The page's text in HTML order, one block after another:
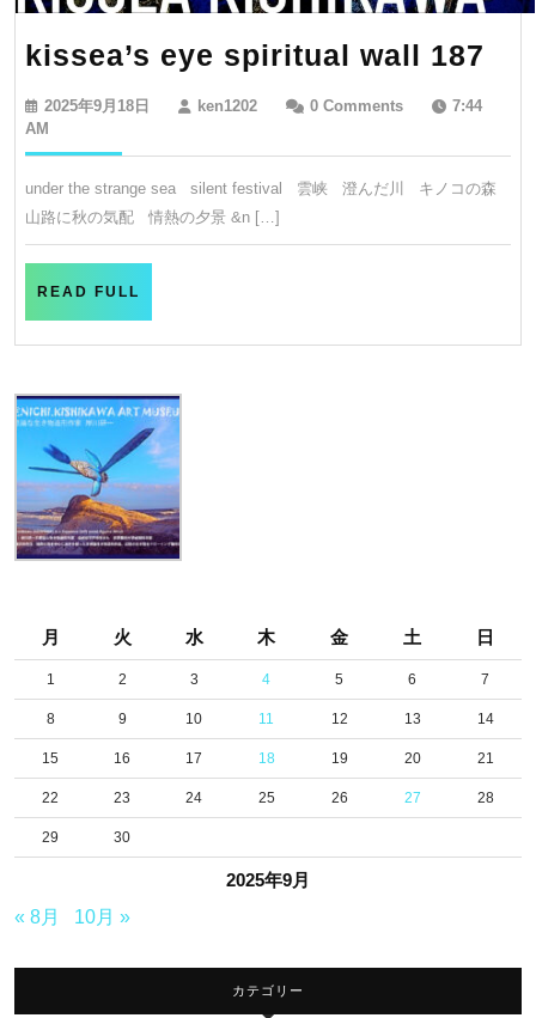
kissea’s eye spiritual wall 187
187
2025年9月18日
2025
18
日
ken1202ken12020 Comments
7:44
AM
under the strange sea silent festival 雲峡 澄んだ川 キノコの森
山路に秋の気配 情熱の夕景 &n […]
READ FULL
2025年9月
月 火 水 木 金 土 日
1 2 3 4 5 6 7
8 9 10 11 12 13 14
15 16 17 18 19 20 21
22 23 24 25 26 27 28
29 30
« 8月 10月 »
カテゴリー